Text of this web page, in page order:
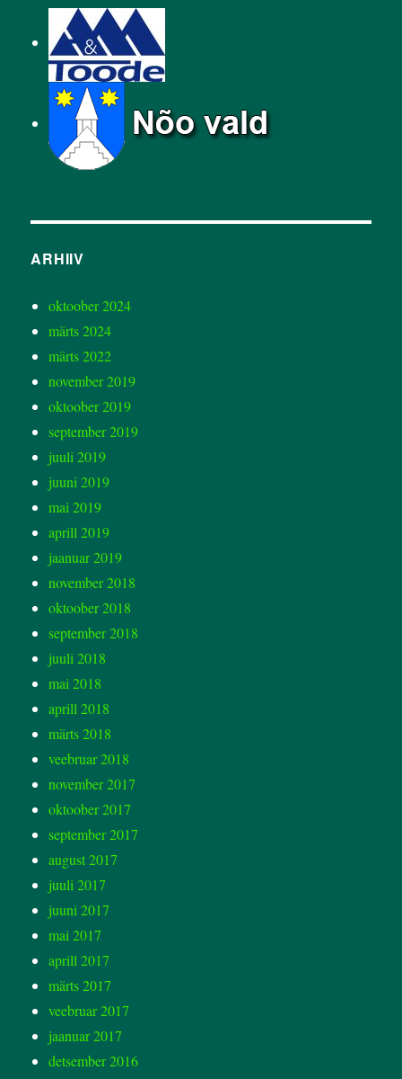
ARHIIV
oktoober 2024
märts 2024
märts 2022
november 2019
oktoober 2019
september 2019
juuli 2019
juuni 2019
mai 2019
aprill 2019
jaanuar 2019
november 2018
oktoober 2018
september 2018
juuli 2018
mai 2018
aprill 2018
märts 2018
veebruar 2018
november 2017
oktoober 2017
september 2017
august 2017
juuli 2017
juuni 2017
mai 2017
aprill 2017
märts 2017
veebruar 2017
jaanuar 2017
detsember 2016